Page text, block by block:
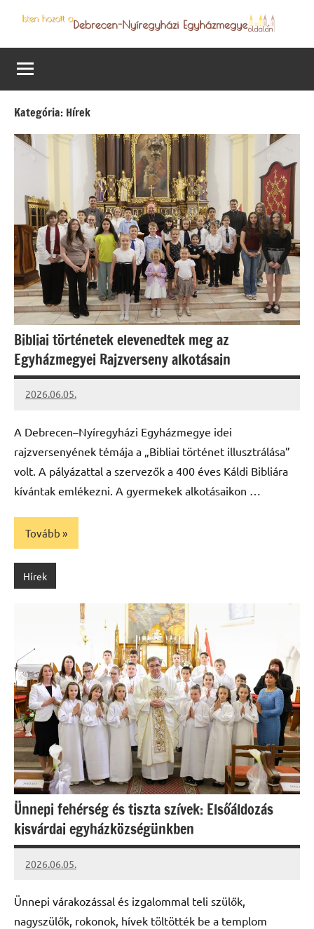
content
Debrecen-
Nyíregyházi
Egyházmegye
programjai
Kategória: Hírek
Bibliai történetek elevenedtek meg az
Egyházmegyei Rajzverseny alkotásain
2026.06.05.
Leiszt
A Debrecen–Nyíregyházi Egyházmegye idei
rajzversenyének témája a „Bibliai történet illusztrálása”
volt. A pályázattal a szervezők a 400 éves Káldi Bibliára
kívántak emlékezni. A gyermekek alkotásaikon …
Tovább
Hírek
Ünnepi fehérség és tiszta szívek: Elsőáldozás
kisvárdai egyházközségünkben
2026.06.05.
Leiszt
Ünnepi várakozással és izgalommal teli szülők,
nagyszülők, rokonok, hívek töltötték be a templom